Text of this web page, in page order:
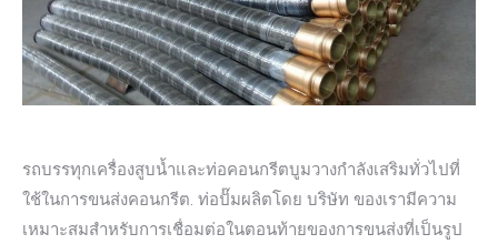
รถบรรทุกเครื่องสูบน้ำและท่อคอนกรีตบูมวางกำลังเสริมทั่วไปที่
ใช้ในการขนส่งคอนกรีต. ท่อปั๊มผลิตโดย บริษัท ของเรามีความ
เหมาะสมสำหรับการเชื่อมต่อในตอนท้ายของการขนส่งที่เป็นรูป